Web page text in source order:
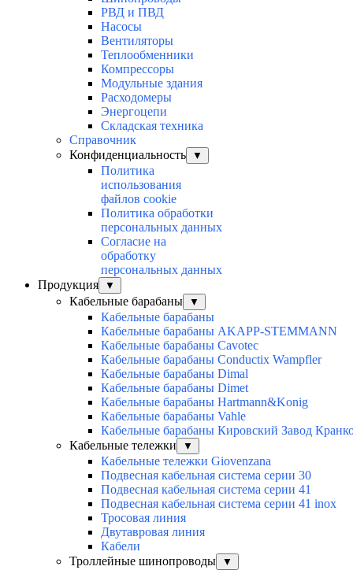
РВД и ПВД
Насосы
Вентиляторы
Теплообменники
Компрессоры
Модульные здания
Расходомеры
Энергоцепи
Складская техника
Справочник
Конфиденциальность
▼
Политика
использования
файлов cookie
Политика обработки
персональных данных
Согласие на
обработку
персональных данных
Продукция
▼
Кабельные барабаны ▼
Кабельные барабаны
Кабельные барабаны AKAPP-STEMMANN
Кабельные барабаны Cavotec
Кабельные барабаны Conductix Wampfler
Кабельные барабаны Dimal
Кабельные барабаны Dimet
Кабельные барабаны Hartmann&Konig
Кабельные барабаны Vahle
Кабельные барабаны Кировский Завод
Кабельные тележки
▼
Кабельные тележки Giovenzana
Подвесная кабельная система серии 30
Подвесная кабельная система серии 41
Подвесная кабельная система серии 41 inox
Тросовая линия
Двутавровая линия
Кабели
Троллейные шинопроводы
▼